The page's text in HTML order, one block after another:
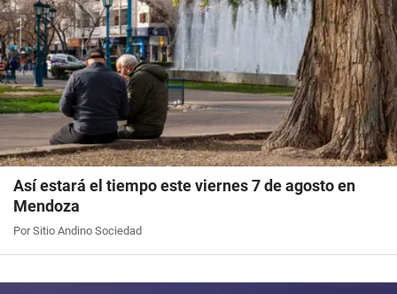
Así estará el tiempo este viernes 7 de agosto en
Mendoza
Por Sitio Andino Sociedad